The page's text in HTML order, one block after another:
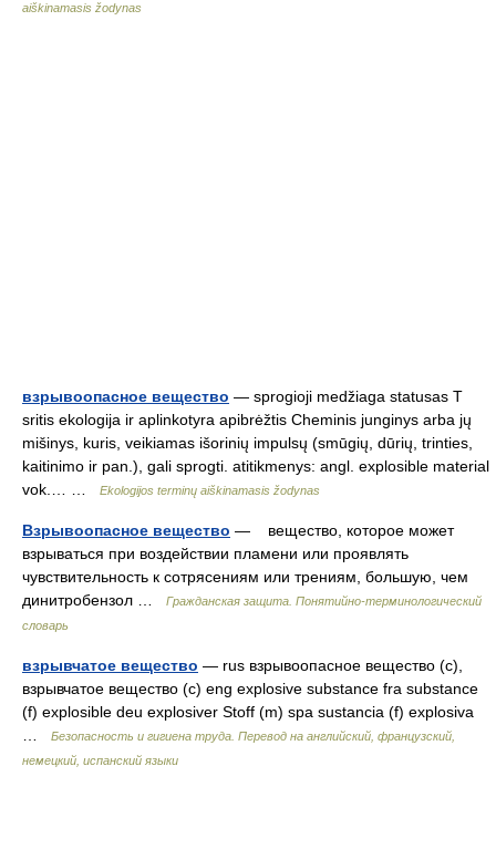
aiškinamasis žodynas
взрывоопасное вещество — sprogioji medžiaga statusas T
sritis ekologija ir aplinkotyra apibrėžtis Cheminis junginys arba jų
mišinys, kuris, veikiamas išorinių impulsų (smūgių, dūrių, trinties,
kaitinimo ir pan.), gali sprogti. atitikmenys: angl. explosible material
vok.… …
Ekologijos terminų aiškinamasis žodynas
Взрывоопасное вещество — вещество, которое может
взрываться при воздействии пламени или проявлять
чувствительность к сотрясениям или трениям, большую, чем
динитробензол …
Гражданская защита. Понятийно-терминологический
словарь
взрывчатое вещество — rus взрывоопасное вещество (с),
взрывчатое вещество (с) eng explosive substance fra substance
(f) explosible deu explosiver Stoff (m) spa sustancia (f) explosiva
Безопасность и гигиена труда. Перевод на английский, французский,
немецкий, испанский языки